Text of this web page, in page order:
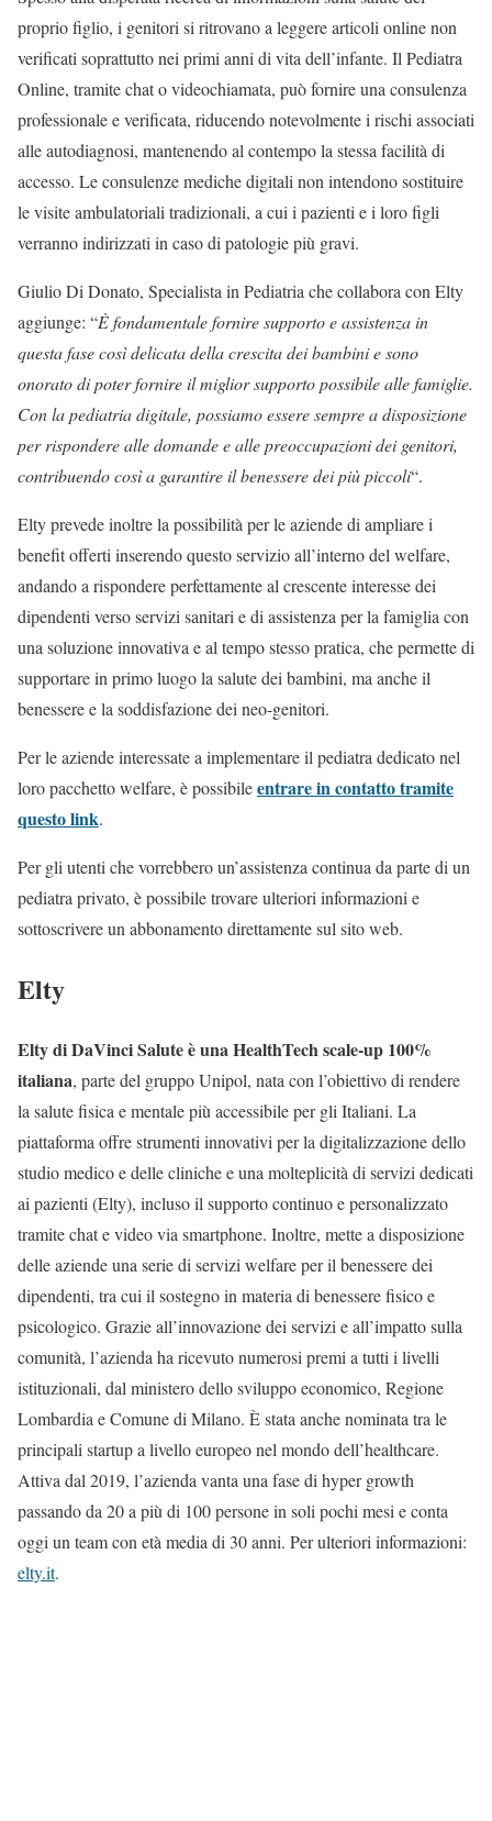
proprio figlio, i genitori si ritrovano a leggere articoli online non
verificati soprattutto nei primi anni di vita dell’infante. Il Pediatra
Online, tramite chat o videochiamata, può fornire una consulenza
professionale e verificata, riducendo notevolmente i rischi associati
alle autodiagnosi, mantenendo al contempo la stessa facilità di
accesso. Le consulenze mediche digitali non intendono sostituire
le visite ambulatoriali tradizionali, a cui i pazienti e i loro figli
verranno indirizzati in caso di patologie più gravi.
Giulio Di Donato, Specialista in Pediatria che collabora con Elty
aggiunge: “È fondamentale fornire supporto e assistenza in
questa fase così delicata della crescita dei bambini e sono
onorato di poter fornire il miglior supporto possibile alle famiglie.
Con la pediatria digitale, possiamo essere sempre a disposizione
per rispondere alle domande e alle preoccupazioni dei genitori,
contribuendo così a garantire il benessere dei più piccoli“.
Elty prevede inoltre la possibilità per le aziende di ampliare i
benefit offerti inserendo questo servizio all’interno del welfare,
andando a rispondere perfettamente al crescente interesse dei
dipendenti verso servizi sanitari e di assistenza per la famiglia con
una soluzione innovativa e al tempo stesso pratica, che permette di
supportare in primo luogo la salute dei bambini, ma anche il
benessere e la soddisfazione dei neo-genitori.
Per le aziende interessate a implementare il pediatra dedicato nel
loro pacchetto welfare, è possibileentrare in contatto tramite
questo link.
Per gli utenti che vorrebbero un’assistenza continua da parte di un
pediatra privato, è possibile trovare ulteriori informazioni e
sottoscrivere un abbonamento direttamente sul sito web.
Elty
Elty di DaVinci Salute è una HealthTech scale-up 100%
italiana, parte del gruppo Unipol, nata con l’obiettivo di rendere
la salute fisica e mentale più accessibile per gli Italiani. La
piattaforma offre strumenti innovativi per la digitalizzazione dello
studio medico e delle cliniche e una molteplicità di servizi dedicati
ai pazienti (Elty), incluso il supporto continuo e personalizzato
tramite chat e video via smartphone. Inoltre, mette a disposizione
delle aziende una serie di servizi welfare per il benessere dei
dipendenti, tra cui il sostegno in materia di benessere fisico e
psicologico. Grazie all’innovazione dei servizi e all’impatto sulla
comunità, l’azienda ha ricevuto numerosi premi a tutti i livelli
istituzionali, dal ministero dello sviluppo economico, Regione
Lombardia e Comune di Milano. È stata anche nominata tra le
principali startup a livello europeo nel mondo dell’healthcare.
Attiva dal 2019, l’azienda vanta una fase di hyper growth
passando da 20 a più di 100 persone in soli pochi mesi e conta
oggi un team con età media di 30 anni. Per ulteriori informazioni:
elty.it.